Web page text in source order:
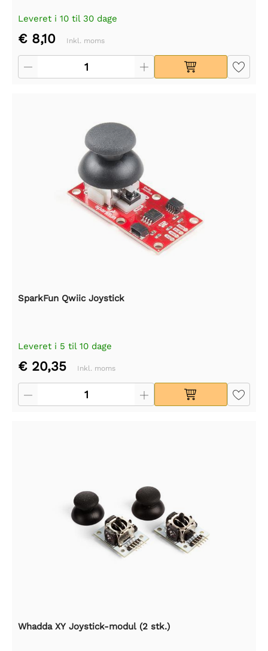
Leveret i 10 til 30 dage
€ 8,10 Inkl. moms
SparkFun Qwiic Joystick
Leveret i 5 til 10 dage
€ 20,35 Inkl. moms
Whadda XY Joystick-modul (2 stk.)